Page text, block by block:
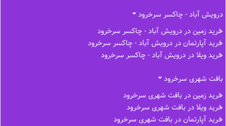
درویش آباد - چاکسر سرخرود
خرید زمین در درویش آباد - چاکسر سرخرود
خرید آپارتمان در درویش آباد - چاکسر سرخرود
خرید ویلا در درویش آباد - چاکسر سرخرود
بافت شهری سرخرود
خرید زمین در بافت شهری سرخرود
خرید ویلا در بافت شهری سرخرود
خرید آپارتمان در بافت شهری سرخرود